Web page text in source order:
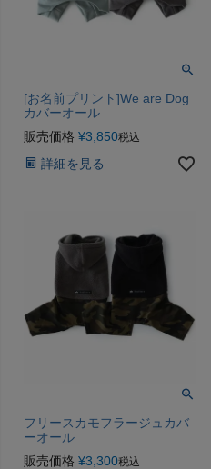
[お名前プリント]We are Dog
カバーオール
販売価格 ¥3,850税込
詳細を見る
フリースカモフラージュカバ
ーオール
販売価格 ¥3,300税込